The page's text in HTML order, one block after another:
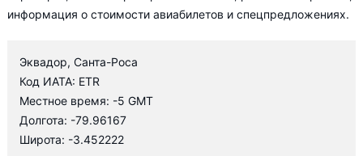
информация о стоимости авиабилетов и спецпредложениях.
Эквадор, Санта-Роса
Код ИАТА: ETR
Местное время: -5 GMT
Долгота: -79.96167
Широта: -3.452222